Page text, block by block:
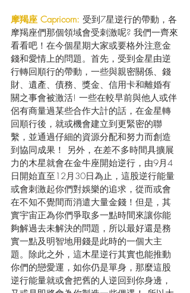
摩羯座 Capricorn: 受到7星逆行的帶動，各
摩羯座們那個領域會受刺激呢? 我們一齊來
看看吧！在今個星期大家或要格外注意金
錢和愛情上的問題。首先，受到金星由逆
行轉回順行的帶動，一些與親密關係、錢
財、遺產、債務、獎金、信用卡和離婚有
關之事會被激活! 一些在較早前與他人或伴
侶有商量過某些合作大計的話，在金星轉
回順行後，就或機會建立到更緊密的聯
繫，並通過仔細的資源分配和努力而創造
到協同成果！ 另外，在差不多時間具擴展
力的木星就會在金牛座開始逆行，由9月4
日開始直至12月30日為止，這股逆行能量
或會刺激起你們對娛樂的追求，從而或會
在不知不覺間而消遣大量金錢！但是，其
實宇宙正為你們爭取多一點時間來讓你能
夠解過去未解決的問題，所以最好還是務
實一點及明智地用錢是此時的一個大主
題。除此之外，這木星逆行其實也能推動
你們的戀愛運，如你仍是單身，那麼這股
逆行能量就或會把舊的人逆回到你身邊，